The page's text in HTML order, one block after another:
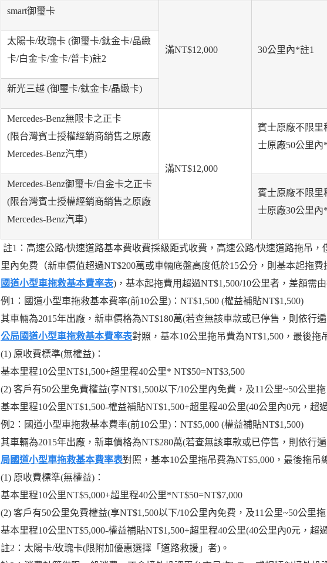
smart御璽卡
滿NT$12,000 30公里內*註1
太陽卡/玫瑰卡 (御璽卡/鈦金卡/晶緻
卡/白金卡/金卡/普卡)註2
新光三越 (御璽卡/鈦金卡/晶緻卡)
Mercedes-Benz無限卡之正卡
(限台灣賓士授權經銷商銷售之原廠
Mercedes-Benz汽車)
滿NT$12,000
賓士原廠不限里
士原廠50公里內
Mercedes-Benz御璽卡/白金卡之正卡
(限台灣賓士授權經銷商銷售之原廠
Mercedes-Benz汽車)
賓士原廠不限里
士原廠30公里內
註1：高速公路/快速道路基本費收費採級距式收費，高速公路/快速道路拖吊，
里內免費（新車價值超過NT$200萬或車輛底盤高度低於15公分，則基本起拖
國道小型車拖救基本費率表)，基本起拖費用超過NT$1,500/10公里者，差額需
例1：國道小型車拖救基本費率(前10公里)：NT$1,500 (權益補貼NT$1,500)
其車輛為2015年出廠，新車價格為NT$180萬(若查無該車款或已停售，則依行
公局國道小型車拖救基本費率表對照，基本10公里拖吊費為NT$1,500，最後拖
(1) 原收費標準(無權益)：
基本里程10公里NT$1,500+超里程40公里* NT$50=NT$3,500
(2) 客戶有50公里免費權益(享NT$1,500以下/10公里內免費，及11公里~50公里
基本里程10公里NT$1,500-權益補貼NT$1,500+超里程40公里(40公里內0元，超
例2：國道小型車拖救基本費率(前10公里)：NT$5,000 (權益補貼NT$1,500)
其車輛為2015年出廠，新車價格為NT$280萬(若查無該車款或已停售，則依行
局國道小型車拖救基本費率表對照，基本10公里拖吊費為NT$5,000，最後拖吊
(1) 原收費標準(無權益)：
基本里程10公里NT$5,000+超里程40公里*NT$50=NT$7,000
(2) 客戶有50公里免費權益(享NT$1,500以下/10公里內免費，及11公里~50公里
基本里程10公里NT$5,000-權益補貼NT$1,500+超里程40公里(40公里內0元，超
註2：太陽卡/玫瑰卡(限附加優惠選擇「道路救援」者)。